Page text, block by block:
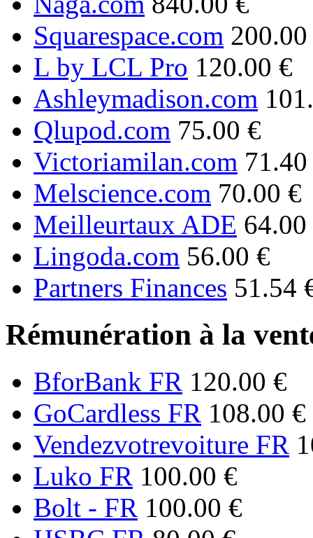
Squarespace.com
L by LCL Pro 120.00 €
Ashleymadison.com
Qlupod.com 75.00 €
Victoriamilan.com
Melscience.com 70.00 €
Meilleurtaux ADE 64.00
Lingoda.com 56.00 €
Partners Finances 51.54
Rémunération à la
BforBank FR 120.00 €
GoCardless FR 108.00 €
Vendezvotrevoiture FR
Luko FR 100.00 €
Bolt - FR 100.00 €